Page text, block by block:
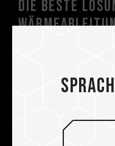
Die beste
ergänzend zu
Kühlkörper
FORCE Z540 M.2
Original-
damit die beste